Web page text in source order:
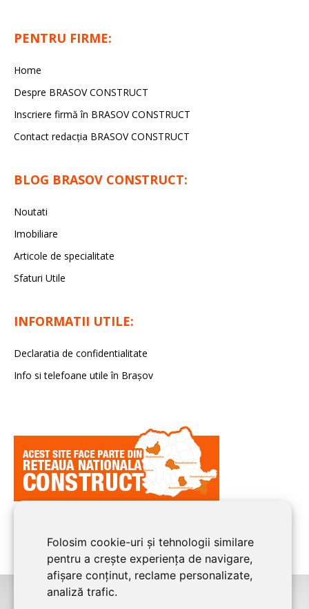
Folosim cookie-uri și tehnologii similare
pentru a crește experiența de navigare,
afișare conținut, reclame personalizate,
analiză trafic.
PENTRU FIRME:
Home
Despre BRASOV CONSTRUCT
Inscriere firmă în BRASOV CONSTRUCT
Contact redacţia BRASOV CONSTRUCT
BLOG BRASOV CONSTRUCT:
Noutati
Imobiliare
Articole de specialitate
Sfaturi Utile
INFORMATII UTILE:
Declaratia de confidentialitate
Info si telefoane utile în Braşov